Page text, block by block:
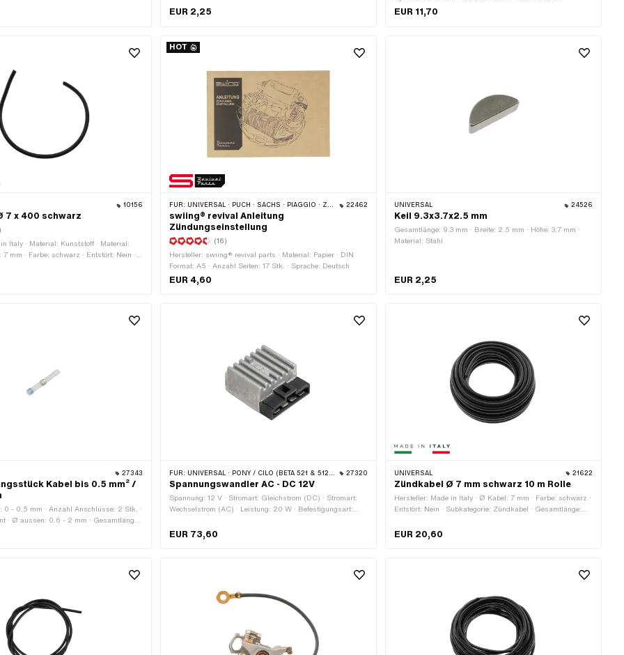
EUR 2,25
MF22x1.5 (Feingewinde) · Gewindeart: MF26x1.5
EUR 11,70
10156
7 x 400 schwarz
Italy · Material: Kunststoff · Material:
mm · Farbe: schwarz · Entstört: Nein ·
Sachs OEM-Nr.: 0665 016 101
HOT
FÜR: UNIVERSAL · PUCH · SACHS · PIAGGIO · ZÜNDAPP BELMONDO 22462
swiing® revival Anleitung
Zündungseinstellung
(16)
Hersteller: swiing® revival parts · Material: Papier · DIN
Format: A5 · Anzahl Seiten: 17 Stk. · Sprache: Deutsch
EUR 4,60
UNIVERSAL 24526
Keil 9.3x3.7x2.5 mm
Gesamtlänge: 9.3 mm · Breite: 2.5 mm · Höhe: 3.7 mm ·
Material: Stahl
EUR 2,25
27343
Kabel bis 0.5 mm² /
0 - 0.5 mm · Anzahl Anschlüsse: 2 Stk. ·
· Ø aussen: 0.6 - 2 mm · Gesamtlänge:
Kunststoff · Anwendungsbereich:
FÜR: UNIVERSAL · PONY / CILO (BETA 521 & 512) · TOMOS 27320
Spannungswandler AC - DC 12V
Spannung: 12 V · Stromart: Gleichstrom (DC) · Stromart:
Wechselstrom (AC) · Leistung: 20 W · Befestigungsart:
EUR 73,60
UNIVERSAL 21622
Zündkabel Ø 7 mm schwarz 10 m Rolle
Hersteller: Made in Italy · Ø Kabel: 7 mm · Farbe: schwarz ·
Entstört: Nein · Subkategorie: Zündkabel · Gesamtlänge:
EUR 20,60